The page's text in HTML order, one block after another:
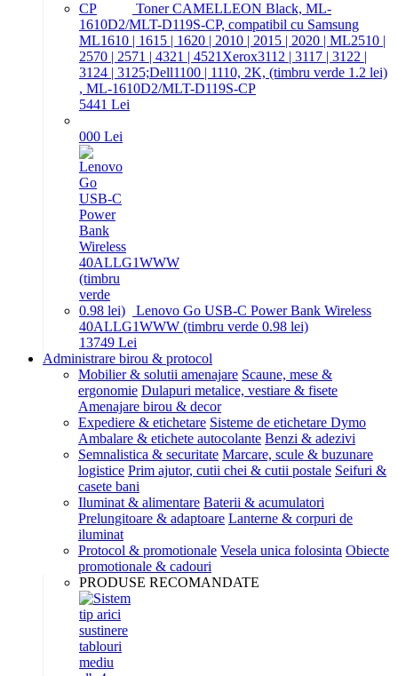
Toner CAMELLEON Black, ML-
1610D2/MLT-D119S-CP, compatibil cu Samsung
ML1610 | 1615 | 1620 | 2010 | 2015 | 2020 | ML2510 |
2570 | 2571 | 4321 | 4521Xerox3112 | 3117 | 3122 |
3124 | 3125;Dell1100 | 1110, 2K, (timbru verde 1.2 lei)
, ML-1610D2/MLT-D119S-CP
5441 Lei
000 Lei
Lenovo Go USB-C Power Bank Wireless
40ALLG1WWW (timbru verde 0.98 lei)
13749 Lei
Administrare birou & protocol
Mobilier & solutii amenajare Scaune, mese &
ergonomie Dulapuri metalice, vestiare & fisete
Amenajare birou & decor
Expediere & etichetare Sisteme de etichetare Dymo
Ambalare & etichete autocolante Benzi & adezivi
Semnalistica & securitate Marcare, scule & buzunare
logistice Prim ajutor, cutii chei & cutii postale Seifuri &
casete bani
Iluminat & alimentare Baterii & acumulatori
Prelungitoare & adaptoare Lanterne & corpuri de
iluminat
Protocol & promotionale Vesela unica folosinta Obiecte
promotionale & cadouri
PRODUSE RECOMANDATE